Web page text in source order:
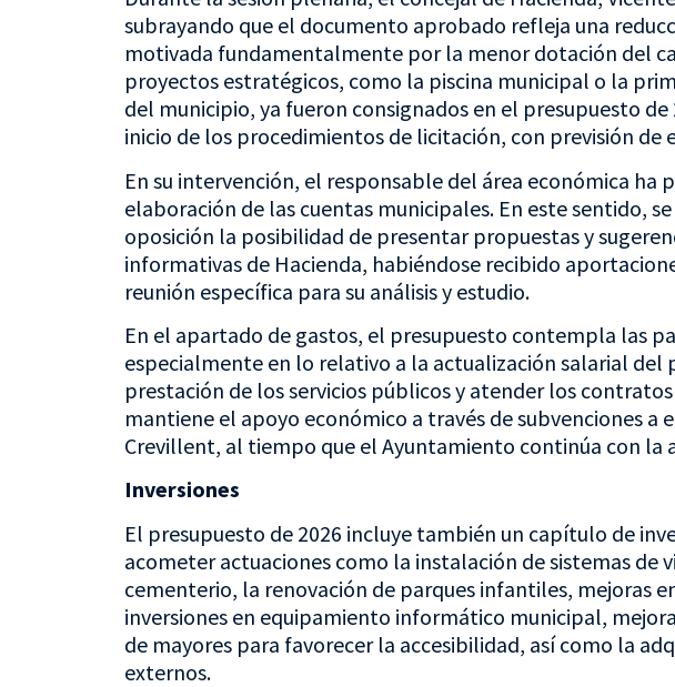
subrayando que el documento aprobado refleja una
motivada fundamentalmente por la menor dotación del
proyectos estratégicos, como la piscina municipal o la
del municipio, ya fueron consignados en el presupuesto
inicio de los procedimientos de licitación, con previsión de
En su intervención, el responsable del área económica
elaboración de las cuentas municipales. En este sentido,
oposición la posibilidad de presentar propuestas y
informativas de Hacienda, habiéndose recibido
reunión específica para su análisis y estudio.
En el apartado de gastos, el presupuesto contempla las
especialmente en lo relativo a la actualización salarial
prestación de los servicios públicos y atender los
mantiene el apoyo económico a través de subvenciones
Crevillent, al tiempo que el Ayuntamiento continúa con la
Inversiones
El presupuesto de 2026 incluye también un capítulo de
acometer actuaciones como la instalación de sistemas
cementerio, la renovación de parques infantiles, mejoras
inversiones en equipamiento informático municipal,
de mayores para favorecer la accesibilidad, así como la
externos.